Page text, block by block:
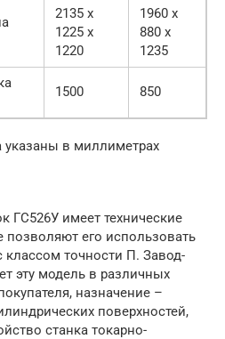
2135 х
1225 х
1220
1960 х
880 х
1235
1500 850
в миллиметрах
ГС526У имеет технические
позволяют его использовать
классом точности П. Завод-
эту модель в различных
назначение –
поверхностей,
станка токарно-